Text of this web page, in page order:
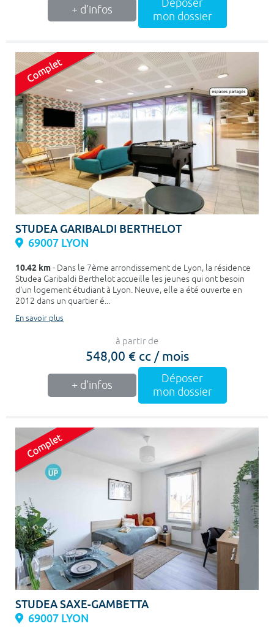
+ d'infos
Déposer
mon dossier
STUDEA GARIBALDI BERTHELOT
69007 LYON
10.42 km- Dans le 7ème arrondissement de Lyon, la résidence
Studea Garibaldi Berthelot accueille les jeunes qui ont besoin
d'un logement étudiant à Lyon. Neuve, elle a été ouverte en
2012 dans un quartier é...
En savoir plus
à partir de
548,00 € cc / mois
+ d'infos
Déposer
mon dossier
STUDEA SAXE-GAMBETTA
69007 LYON